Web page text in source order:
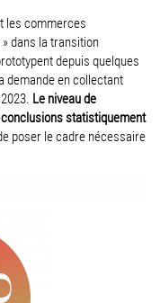
les commerces
dans la transition
depuis quelques
demande en collectant
Le niveau de
statistiquement
poser le cadre nécessaire